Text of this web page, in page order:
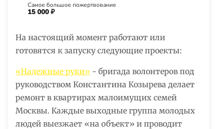
Самое большое пожертвование
15 000 ₽
На настоящий момент работают или
готовятся к запуску следующие проекты:
«Надежные руки» - бригада волонтеров под
руководством Константина Козырева делает
ремонт в квартирах малоимущих семей
Москвы. Каждые выходные группа молодых
людей выезжает «на объект» и проводит